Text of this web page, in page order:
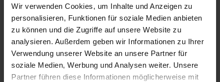
Wir verwenden Cookies, um Inhalte und Anzeigen zu
personalisieren, Funktionen für soziale Medien anbieten
zu können und die Zugriffe auf unsere Website zu
analysieren. Außerdem geben wir Informationen zu Ihrer
Verwendung unserer Website an unsere Partner für
soziale Medien, Werbung und Analysen weiter. Unsere
Partner führen diese Informationen möglicherweise mit
Niet inbegrepen diensten
1 / 22